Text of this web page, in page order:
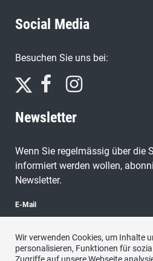
Social Media
Besuchen Sie uns bei:
Newsletter
Wenn Sie regelmässig über die
informiert werden wollen,
Newsletter.
E-Mail
Wir verwenden Cookies, um Inhalte
personalisieren, Funktionen für